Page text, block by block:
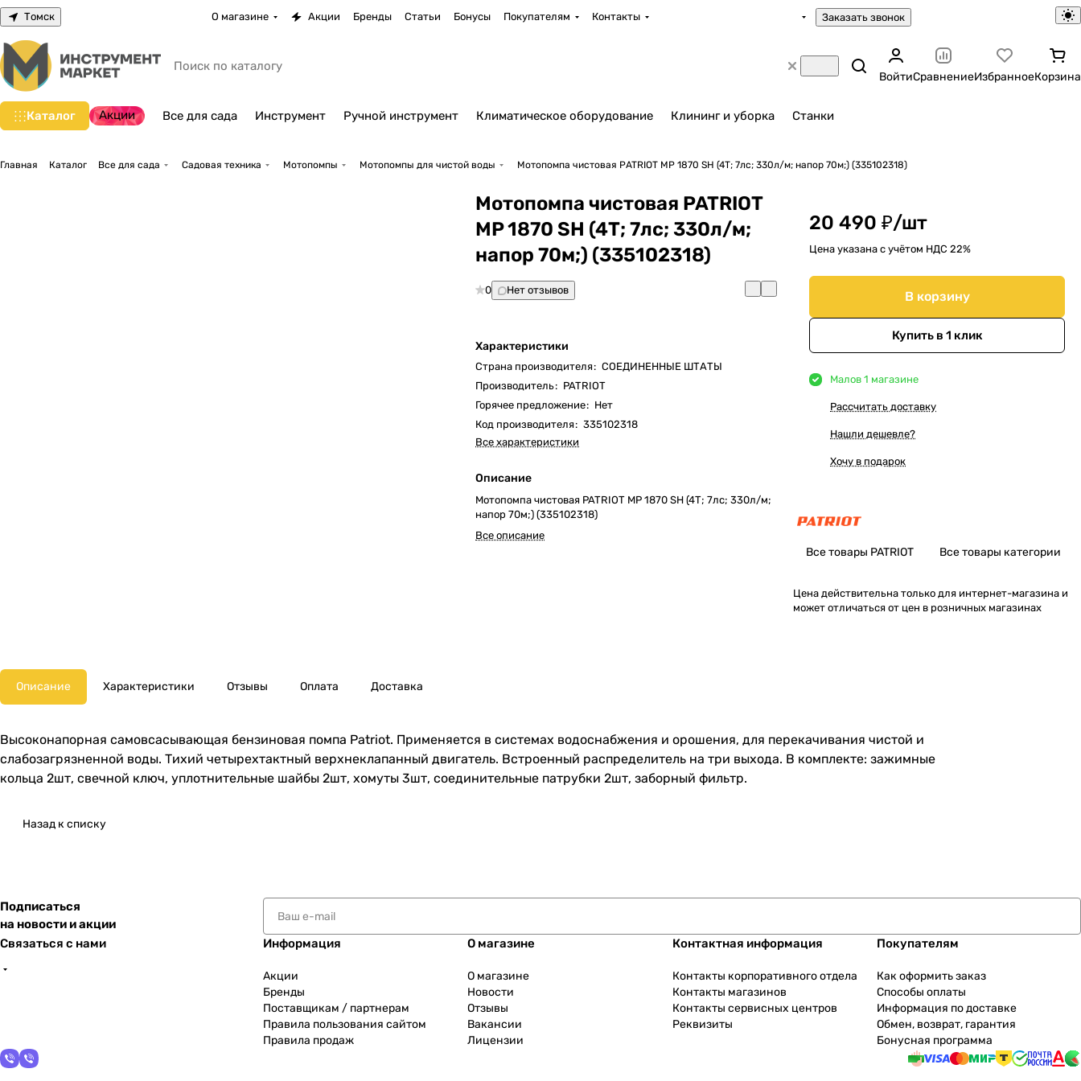
Томск О магазине Акции Бренды Статьи Бонусы Покупателям Контакты Заказать звонок
ВойтиСравнениеИзбранноеКорзина
Каталог Акции Все для сада Инструмент Ручной инструмент Климатическое оборудование Клининг и уборка Станки
Главная Каталог Все для сада Садовая техника Мотопомпы Мотопомпы для чистой воды Мотопомпа чистовая PATRIOT MP 1870 SH (4Т; 7лс; 330л/м; напор 70м;) (335102318)
Мотопомпа чистовая PATRIOT
MP 1870 SH (4Т; 7лс; 330л/м;
напор 70м;) (335102318)
0 Нет отзывов
Характеристики
Страна производителя: СОЕДИНЕННЫЕ ШТАТЫ
Производитель: PATRIOT
Горячее предложение: Нет
Код производителя: 335102318
Все характеристики
Описание
Мотопомпа чистовая PATRIOT MP 1870 SH (4Т; 7лс; 330л/м;
напор 70м;) (335102318)
Все описание
20 490 ₽/шт
Цена указана с учётом НДС 22%
В корзину
Купить в 1 клик
Малов 1 магазине
Рассчитать доставку
Нашли дешевле?
Хочу в подарок
Все товары PATRIOT Все товары категории
Цена действительна только для интернет-магазина и
может отличаться от цен в розничных магазинах
Описание Характеристики Отзывы Оплата Доставка
Высоконапорная самовсасывающая бензиновая помпа Patriot. Применяется в системах водоснабжения и орошения, для перекачивания чистой и
слабозагрязненной воды. Тихий четырехтактный верхнеклапанный двигатель. Встроенный распределитель на три выхода. В комплекте: зажимные
кольца 2шт, свечной ключ, уплотнительные шайбы 2шт, хомуты 3шт, соединительные патрубки 2шт, заборный фильтр.
Назад к списку
Подписаться
на новости и акции
Связаться с нами
Информация
Акции
Бренды
Поставщикам / партнерам
Правила пользования сайтом
Правила продаж
О магазине
О магазине
Новости
Отзывы
Вакансии
Лицензии
Контактная информация
Контакты корпоративного отдела
Контакты магазинов
Контакты сервисных центров
Реквизиты
Покупателям
Как оформить заказ
Способы оплаты
Информация по доставке
Обмен, возврат, гарантия
Бонусная программа